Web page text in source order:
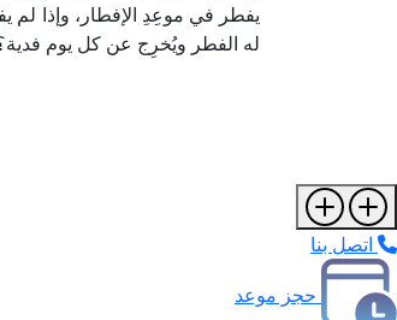
يفطر في موعِدِ الإفطار، وإذا
له الفطر ويُخرِج عن كل يوم
اتصل بنا
حجز موعد